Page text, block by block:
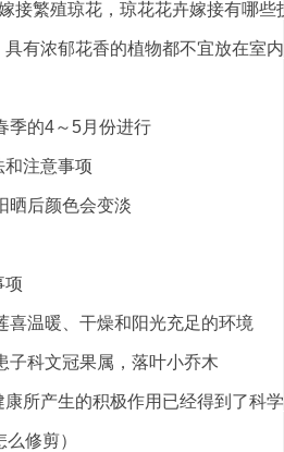
接繁殖琼花，琼花花卉嫁接有哪些
有浓郁花香的植物都不宜放在室
季的4～5月份进行
注意事项
晒后颜色会变淡
项
喜温暖、干燥和阳光充足的环境
子科文冠果属，落叶小乔木
所产生的积极作用已经得到了科
修剪）